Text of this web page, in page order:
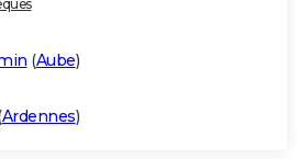
(Aube)
Ardennes)